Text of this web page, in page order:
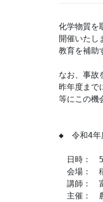
化学物質を
開催いたし
教育を補助
なお、事故
昨年度まで
等にこの機
◆　令和4年
日時：　
会場：　
講師：　
主催：　